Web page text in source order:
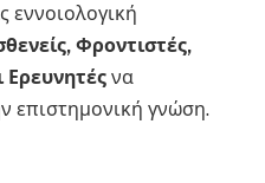
εννοιολογική
Φροντιστές,
Ερευνητές να
επιστημονική γνώση.